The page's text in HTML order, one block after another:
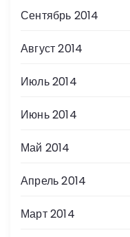
Сентябрь 2014
Август 2014
Июль 2014
Июнь 2014
Май 2014
Апрель 2014
Март 2014